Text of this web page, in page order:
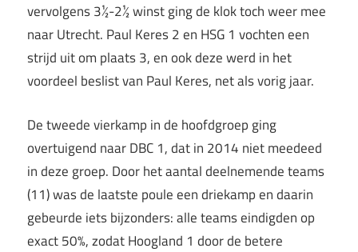
vervolgens 3½-2½ winst ging de klok toch weer mee
naar Utrecht. Paul Keres 2 en HSG 1 vochten een
strijd uit om plaats 3, en ook deze werd in het
voordeel beslist van Paul Keres, net als vorig jaar.
De tweede vierkamp in de hoofdgroep ging
overtuigend naar DBC 1, dat in 2014 niet meedeed
in deze groep. Door het aantal deelnemende teams
(11) was de laatste poule een driekamp en daarin
gebeurde iets bijzonders: alle teams eindigden op
exact 50%, zodat Hoogland 1 door de betere